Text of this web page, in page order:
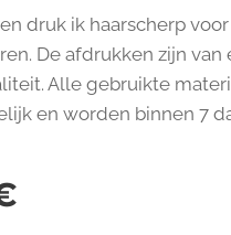
druk ik haarscherp
De afdrukken zijn
Alle gebruikte
en worden binnen 7